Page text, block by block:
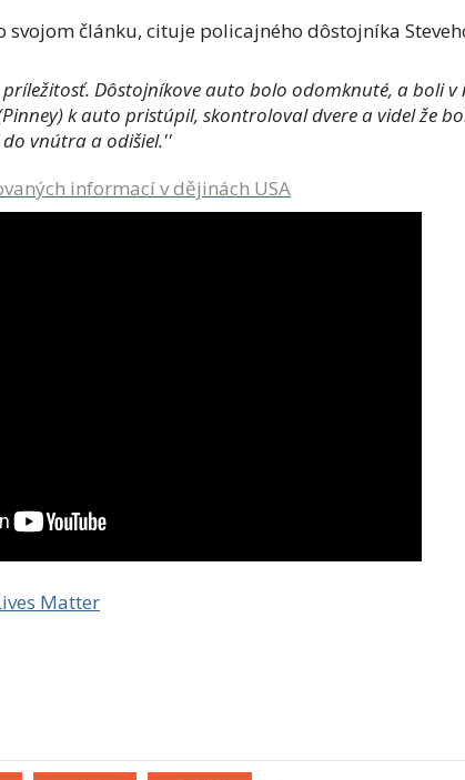
svojom článku, cituje policajného dôstojníka
Dôstojníkove auto bolo odomknuté, a boli v
k auto pristúpil, skontroloval dvere a videl že
vnútra a odišiel.''
informací v dějinách USA
Matter